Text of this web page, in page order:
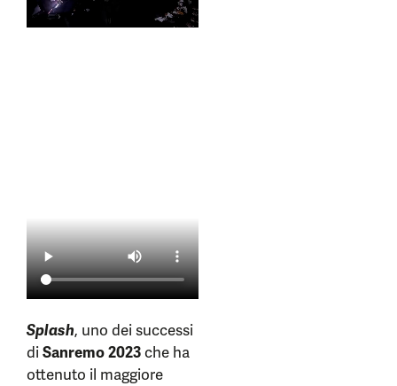
Splash, uno dei successi
diSanremo 2023che ha
ottenuto il maggiore